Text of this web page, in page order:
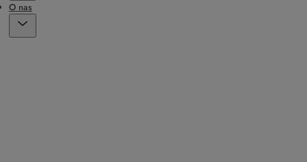
O nas